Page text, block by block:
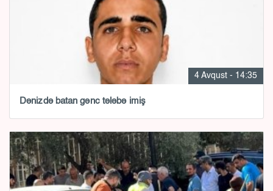
4 Avqust - 14:35
Dənizdə batan gənc tələbə imiş